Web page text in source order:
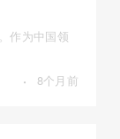
作为中国领
· 8个月前